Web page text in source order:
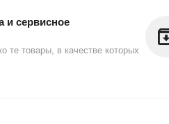
и сервисное
те товары, в качестве которых